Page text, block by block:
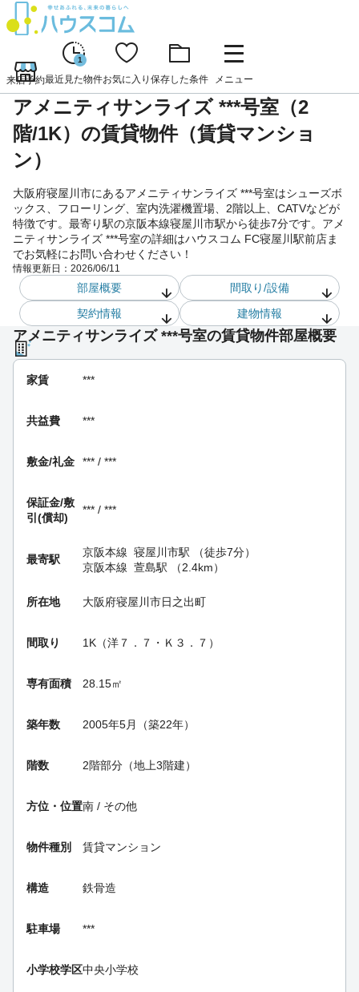
来店予約
1
最近見た物件お気に入り 保存した条件 メニュー
アメニティサンライズ ***号室（2
階/1K）の賃貸物件（賃貸マンショ
ン）
大阪府寝屋川市にあるアメニティサンライズ ***号室はシューズボ
ックス、フローリング、室内洗濯機置場、2階以上、CATVなどが
特徴です。最寄り駅の京阪本線寝屋川市駅から徒歩7分です。アメ
ニティサンライズ ***号室の詳細はハウスコム FC寝屋川駅前店ま
でお気軽にお問い合わせください！
情報更新日： 2026/06/11
部屋概要
間取り/設備
契約情報
建物情報
アメニティサンライズ ***号室の賃貸物件部屋概要
家賃 ***
共益費 ***
敷金/礼金 *** / ***
保証金/敷
引(償却)
*** / ***
最寄駅
京阪本線 寝屋川市駅 （徒歩7分）
京阪本線 萱島駅 （2.4km）
所在地 大阪府寝屋川市日之出町
間取り 1K（洋７．７・Ｋ３．７）
専有面積 28.15㎡
築年数 2005年5月（築22年）
階数 2階部分（地上3階建）
方位・位置南 / その他
物件種別 賃貸マンション
構造 鉄骨造
駐車場 ***
小学校学区中央小学校